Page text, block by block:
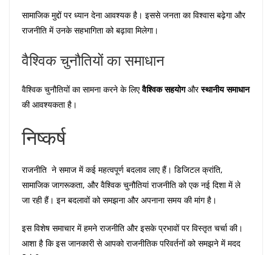
सामाजिक मुद्दों पर ध्यान देना आवश्यक है। इससे जनता का विश्वास बढ़ेगा और
राजनीति में उनके सहभागिता को बढ़ावा मिलेगा।
वैश्विक चुनौतियों का समाधान
वैश्विक चुनौतियों का सामना करने के लिएवैश्विक सहयोगऔरस्थानीय समाधान
की आवश्यकता है।
निष्कर्ष
राजनीति ने समाज में कई महत्वपूर्ण बदलाव लाए हैं। डिजिटल क्रांति,
सामाजिक जागरूकता, और वैश्विक चुनौतियां राजनीति को एक नई दिशा में ले
जा रही हैं। इन बदलावों को समझना और अपनाना समय की मांग है।
इस विशेष समाचार में हमने राजनीति और इसके प्रभावों पर विस्तृत चर्चा की।
आशा है कि इस जानकारी से आपको राजनीतिक परिवर्तनों को समझने में मदद